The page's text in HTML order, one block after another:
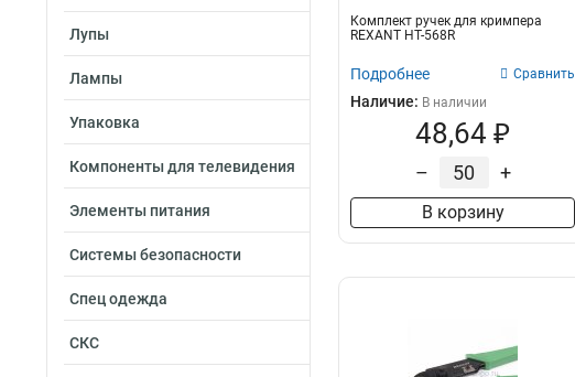
Лупы
Лампы
Упаковка
Компоненты для телевидения
Элементы питания
Системы безопасности
Спец одежда
СКС
Комплект ручек для кримпера
REXANT HT-568R
Подробнее Сравнить
Наличие: В наличии
48,64 ₽
– +
В корзину